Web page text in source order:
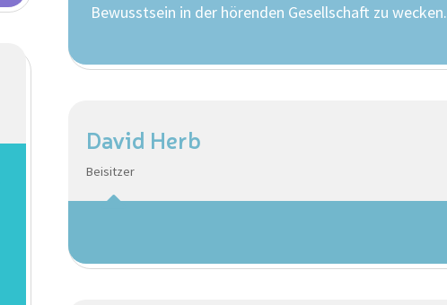
Bewusstsein in der hörenden Gesellschaft zu wecken.
David Herb
Beisitzer